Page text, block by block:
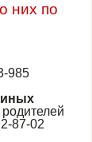
них по
985
иных
87-02